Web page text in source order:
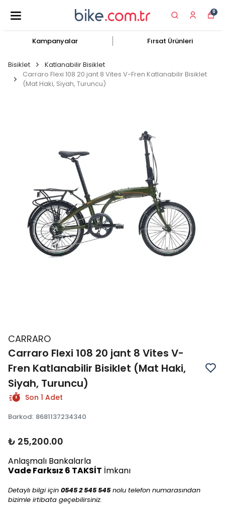
0
Kampanyalar Fırsat Ürünleri
Bisiklet
Katlanabilir Bisiklet
Carraro Flexi 108 20 jant 8 Vites V-Fren Katlanabilir Bisiklet
(Mat Haki, Siyah, Turuncu)
CARRARO
Carraro Flexi 108 20 jant 8 Vites V-
Fren Katlanabilir Bisiklet (Mat Haki,
Siyah, Turuncu)
Son 1 Adet
Barkod: 8681137234340
₺ 25,200.00
Anlaşmalı Bankalarla
Vade Farksız 6 TAKSİT İmkanı
Detaylı bilgi için 0545 2 545 545nolu telefon numarasından
bizimle irtibata geçebilirsiniz.